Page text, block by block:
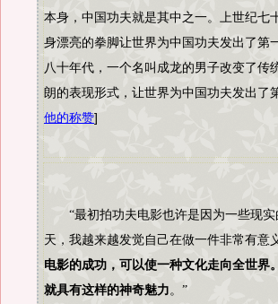
本身，中国功夫就是其中之一。上世纪七
身漂亮的拳脚让世界为中国功夫发出了第
八十年代，一个名叫成龙的男子改变了传
朗的表现形式，让世界为中国功夫发出了
他的称赞]
“最初拍功夫电影也许是因为一些现
天，我越来越发觉自己在做一件非常有意
电影的成功，可以使一种文化走向全世界
就具有这样的神奇魅力。”